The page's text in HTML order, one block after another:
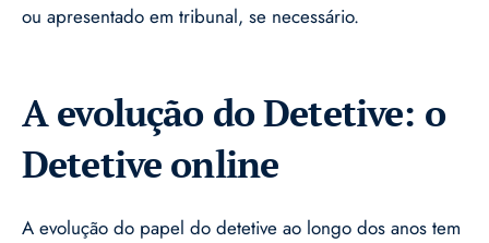
ou apresentado em tribunal, se necessário.
A evolução do Detetive: o
Detetive online
A evolução do papel do detetive ao longo dos anos tem